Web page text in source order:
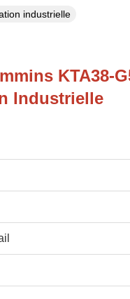
industrielle
KTA38-
Industrielle